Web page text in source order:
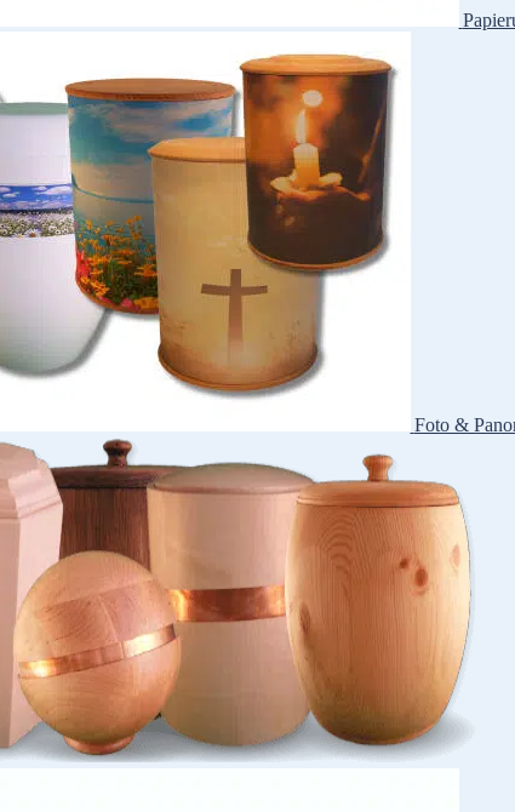
Foto &